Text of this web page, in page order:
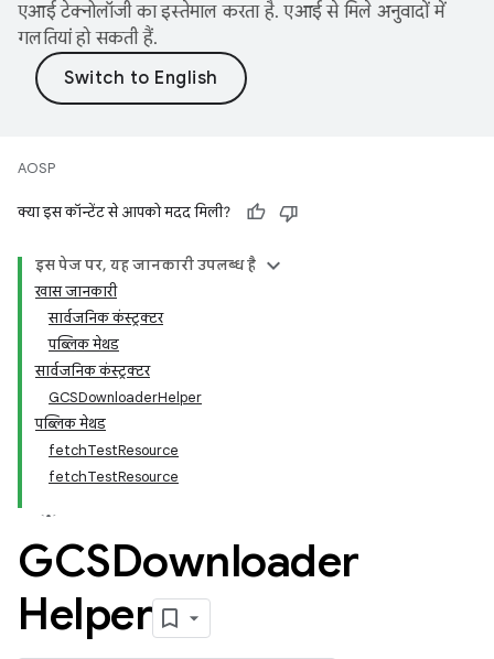
एआई टेक्नोलॉजी का इस्तेमाल करता है. एआई से मिले अनुवादों में
गलतियां हो सकती हैं.
AOSP
क्या इस कॉन्टेंट से आपको मदद मिली?
इस पेज पर, यह जानकारी उपलब्ध है
खास जानकारी
सार्वजनिक कंस्ट्रक्टर
पब्लिक मेथड
सार्वजनिक कंस्ट्रक्टर
GCSDownloaderHelper
पब्लिक मेथड
fetchTestResource
fetchTestResource
GCSDownloader
Helper